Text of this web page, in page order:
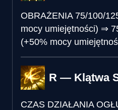
OBRAŻENIA 75/100/
mocy umiejętności) ⇒
(+50% mocy
R — Klątwa
CZAS DZIAŁANIA